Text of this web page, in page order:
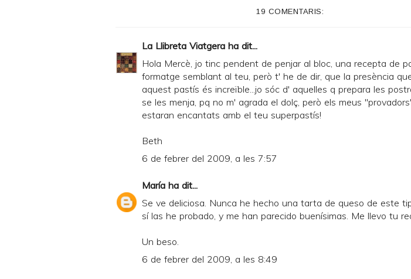
e
n
y
d
F
19 COMENTARIS:
La Llibreta Viatgera ha dit...
Hola Mercè, jo tinc pendent de penjar al bloc, una recepta de
formatge semblant al teu, però t' he de dir, que la presència
aquest pastís és increïble...jo sóc d' aquelles q prepara les
se les menja, pq no m' agrada el dolç, però els meus
estaran encantats amb el teu superpastís!
Beth
6 de febrer del 2009, a les 7:57
María ha dit...
Se ve deliciosa. Nunca he hecho una tarta de queso de este
sí las he probado, y me han parecido buenísimas. Me llevo tu
Un beso.
6 de febrer del 2009, a les 8:49